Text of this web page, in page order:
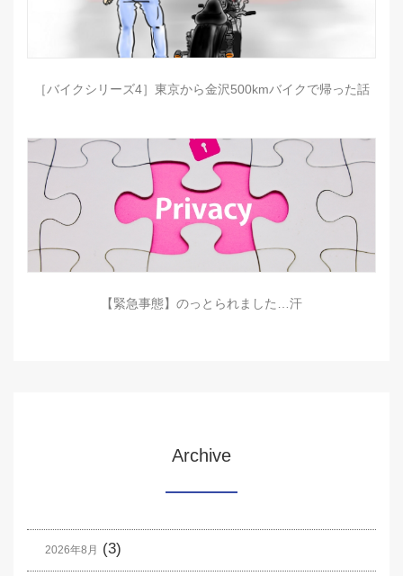
［バイクシリーズ4］東京から金沢500kmバイクで帰った話
【緊急事態】のっとられました…汗
Archive
2026年8月 (3)